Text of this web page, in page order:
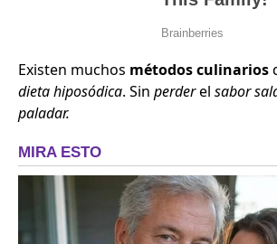
Existen muchos métodos culinarios
dieta hiposódica. Sin perderel sabor
paladar.